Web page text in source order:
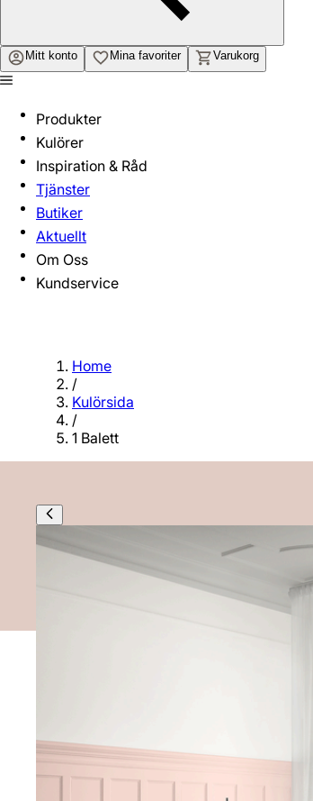
Mitt konto Mina favoriter Varukorg
Produkter
Kulörer
Inspiration & Råd
Tjänster
Butiker
Aktuellt
Om Oss
Kundservice
Home
/
Kulörsida
/
1 Balett